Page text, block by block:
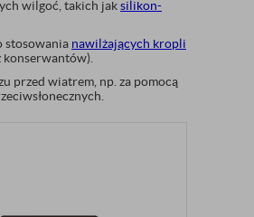
wilgoć, takich jaksilikon-
stosowania nawilżających kropli
konserwantów).
przed wiatrem, np. za pomocą